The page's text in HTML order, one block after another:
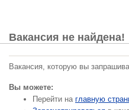
Вакансия не найдена!
Вакансия, которую вы
Вы можете:
Перейти на главную